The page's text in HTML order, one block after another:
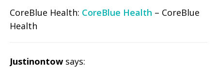
CoreBlue Health: CoreBlue Health – CoreBlue
Health
Justinontow says: